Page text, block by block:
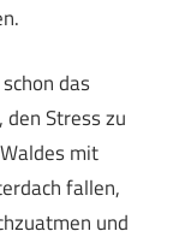
das
Stress zu
mit
fallen,
und